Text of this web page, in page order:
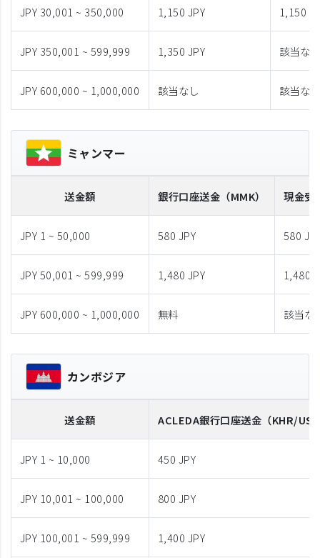
JPY 30,001 ~ 350,000 1,150 JPY 1,150
JPY 350,001 ~ 599,999 1,350 JPY 該当なし
JPY 600,000 ~ 1,000,000 該当なし 該当なし
ミャンマー
送金額 銀行口座送金 （MMK） 現金受
JPY 1 ~ 50,000 580 JPY 580
JPY 50,001 ~ 599,999 1,480 JPY 1,480
JPY 600,000 ~ 1,000,000 無料 該当な
カンボジア
送金額 ACLEDA銀行口座送金 （KHR/
JPY 1 ~ 10,000 450 JPY
JPY 10,001 ~ 100,000 800 JPY
JPY 100,001 ~ 599,999 1,400 JPY